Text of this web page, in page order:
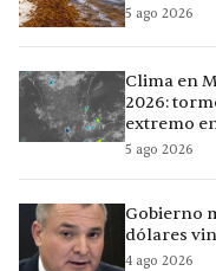
5 ago 2026
Clima en
2026:
extremo
5 ago 2026
Gobierno
dólares
4 ago 2026